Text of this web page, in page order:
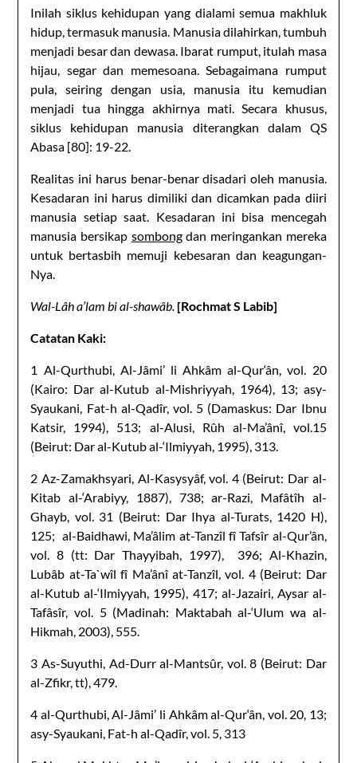
Inilah siklus kehidupan yang dialami semua makhluk
hidup, termasuk manusia. Manusia dilahirkan, tumbuh
menjadi besar dan dewasa. Ibarat rumput, itulah masa
hijau, segar dan memesoana. Sebagaimana rumput
pula, seiring dengan usia, manusia itu kemudian
menjadi tua hingga akhirnya mati. Secara khusus,
siklus kehidupan manusia diterangkan dalam QS
Abasa [80]: 19-22.
Realitas ini harus benar-benar disadari oleh manusia.
Kesadaran ini harus dimiliki dan dicamkan pada diiri
manusia setiap saat. Kesadaran ini bisa mencegah
manusia bersikap sombongdan meringankan mereka
untuk bertasbih memuji kebesaran dan keagungan-
Nya.
Wal-Lâh a’lam bi al-shawâb. [Rochmat S Labib]
Catatan Kaki:
1 Al-Qurthubi, Al-Jâmi’ li Ahkâm al-Qur‘ân, vol. 20
(Kairo: Dar al-Kutub al-Mishriyyah, 1964), 13; asy-
Syaukani, Fat-h al-Qadîr, vol. 5 (Damaskus: Dar Ibnu
Katsir, 1994), 513; al-Alusi, Rûh al-Ma’ânî, vol.15
(Beirut: Dar al-Kutub al-‘Ilmiyyah, 1995), 313.
2 Az-Zamakhsyari, Al-Kasysyâf, vol. 4 (Beirut: Dar al-
Kitab al-‘Arabiyy, 1887), 738; ar-Razi, Mafâtîh al-
Ghayb, vol. 31 (Beirut: Dar Ihya al-Turats, 1420 H),
125; al-Baidhawi, Ma’âlim at-Tanzîl fî Tafsîr al-Qur’ân,
vol. 8 (tt: Dar Thayyibah, 1997), 396; Al-Khazin,
Lubâb at-Ta`wîl fî Ma’ânî at-Tanzîl, vol. 4 (Beirut: Dar
al-Kutub al-‘Ilmiyyah, 1995), 417; al-Jazairi, Aysar al-
Tafâsîr, vol. 5 (Madinah: Maktabah al-‘Ulum wa al-
Hikmah, 2003), 555.
3 As-Suyuthi, Ad-Durr al-Mantsûr, vol. 8 (Beirut: Dar
al-Zfikr, tt), 479.
4 al-Qurthubi, Al-Jâmi’ li Ahkâm al-Qur‘ân, vol. 20, 13;
asy-Syaukani, Fat-h al-Qadîr, vol. 5, 313